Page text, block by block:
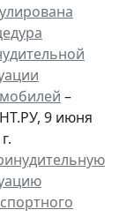
–
9 июня